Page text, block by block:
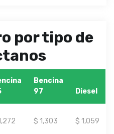
por tipo de
Bencina
97
Diesel
$ 1,303 $ 1,059